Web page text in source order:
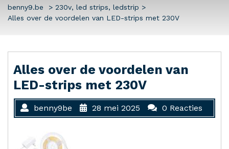
benny9.be > 230v, led strips, ledstrip >
Alles over de voordelen van LED-strips met 230V
Alles over de voordelen van
LED-strips met 230V
benny9be 28 mei 2025 0 Reacties